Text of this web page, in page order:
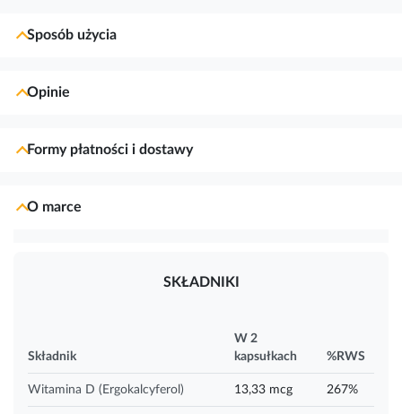
Sposób użycia
Opinie
Formy płatności i dostawy
O marce
SKŁADNIKI
Składnik
W 2
kapsułkach
%RWS
Witamina D (Ergokalcyferol) 13,33 mcg 267%